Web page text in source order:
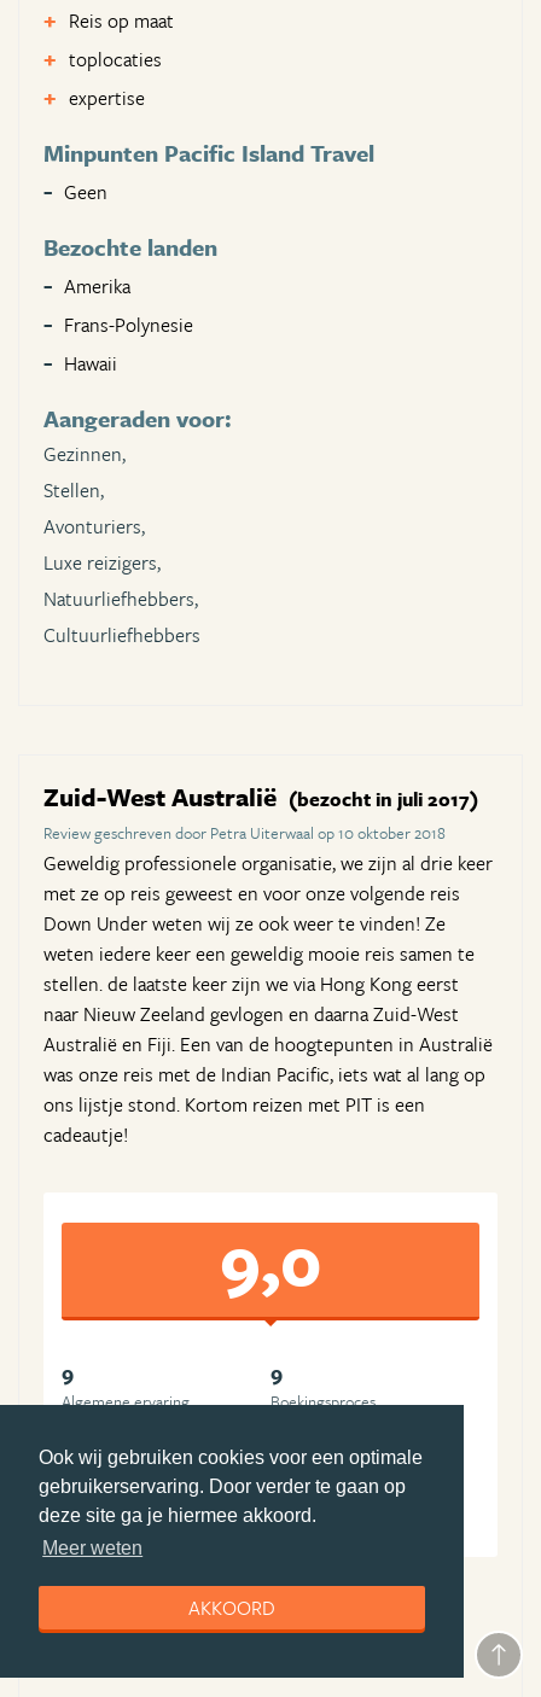
Ook wij gebruiken cookies voor een optimale
gebruikerservaring. Door verder te gaan op
deze site ga je hiermee akkoord.
Meer weten
AKKOORD
Reis op maat
toplocaties
expertise
Minpunten Pacific Island Travel
Geen
Bezochte landen
Amerika
Frans-Polynesie
Hawaii
Aangeraden voor:
Gezinnen,
Stellen,
Avonturiers,
Luxe reizigers,
Natuurliefhebbers,
Cultuurliefhebbers
Zuid-West Australië (bezocht in juli 2017)
Review geschreven door Petra Uiterwaal op 10 oktober 2018
Geweldig professionele organisatie, we zijn al drie keer
met ze op reis geweest en voor onze volgende reis
Down Under weten wij ze ook weer te vinden! Ze
weten iedere keer een geweldig mooie reis samen te
stellen. de laatste keer zijn we via Hong Kong eerst
naar Nieuw Zeeland gevlogen en daarna Zuid-West
Australië en Fiji. Een van de hoogtepunten in Australië
was onze reis met de Indian Pacific, iets wat al lang op
ons lijstje stond. Kortom reizen met PIT is een
cadeautje!
9,0
9
Algemene ervaring
9
Boekingsproces
Reisleiding Accommodatie(s)
9
Vervoer
9
Prijs-kwaliteit
Bezochte landen